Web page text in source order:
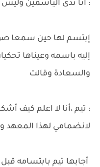
: انا ندى الياسمين وليس
إبتسم لها حين سمعا
إليه باسمه وعيناها
والسعادة وقالت
: تيم ،أنا لا اعلم كيف
لانضمامي لهذا المعهد
أجابها تيم بابتسامه